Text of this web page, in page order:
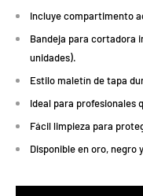
Incluye compartimento
Bandeja para cortadora
unidades).
Estilo maletín de tapa
Ideal para profesionales
Fácil limpieza para
Disponible en oro, negro